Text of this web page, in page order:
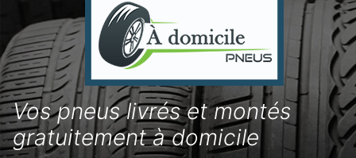
Vos pneus livrés et montés
gratuitement à domicile